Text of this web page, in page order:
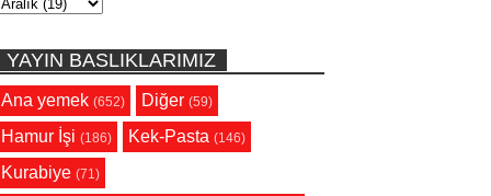
YAYIN BASLIKLARIMIZ
Ana yemek (652) Diğer (59)
Hamur İşi (186) Kek-Pasta (146)
Kurabiye (71)